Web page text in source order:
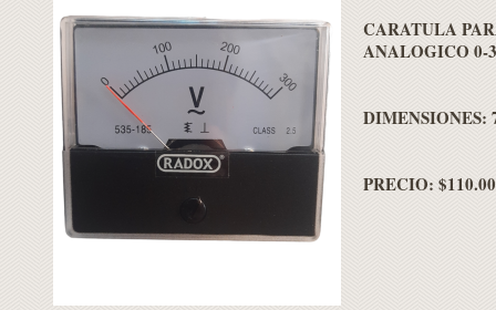
CARATULA
ANALOGICO 0-
DIMENSIONES:
PRECIO: $110.00